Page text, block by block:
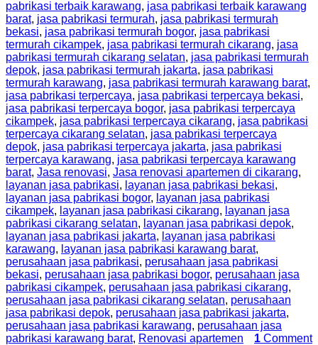
pabrikasi terbaik karawang, jasa pabrikasi terbaik karawang
barat, jasa pabrikasi termurah, jasa pabrikasi termurah
bekasi, jasa pabrikasi termurah bogor, jasa pabrikasi
termurah cikampek, jasa pabrikasi termurah cikarang, jasa
pabrikasi termurah cikarang selatan, jasa pabrikasi termurah
depok, jasa pabrikasi termurah jakarta, jasa pabrikasi
termurah karawang, jasa pabrikasi termurah karawang barat,
jasa pabrikasi terpercaya, jasa pabrikasi terpercaya bekasi,
jasa pabrikasi terpercaya bogor, jasa pabrikasi terpercaya
cikampek, jasa pabrikasi terpercaya cikarang, jasa pabrikasi
terpercaya cikarang selatan, jasa pabrikasi terpercaya
depok, jasa pabrikasi terpercaya jakarta, jasa pabrikasi
terpercaya karawang, jasa pabrikasi terpercaya karawang
barat, Jasa renovasi, Jasa renovasi apartemen di cikarang,
layanan jasa pabrikasi, layanan jasa pabrikasi bekasi,
layanan jasa pabrikasi bogor, layanan jasa pabrikasi
cikampek, layanan jasa pabrikasi cikarang, layanan jasa
pabrikasi cikarang selatan, layanan jasa pabrikasi depok,
layanan jasa pabrikasi jakarta, layanan jasa pabrikasi
karawang, layanan jasa pabrikasi karawang barat,
perusahaan jasa pabrikasi, perusahaan jasa pabrikasi
bekasi, perusahaan jasa pabrikasi bogor, perusahaan jasa
pabrikasi cikampek, perusahaan jasa pabrikasi cikarang,
perusahaan jasa pabrikasi cikarang selatan, perusahaan
jasa pabrikasi depok, perusahaan jasa pabrikasi jakarta,
perusahaan jasa pabrikasi karawang, perusahaan jasa
pabrikasi karawang barat, Renovasi apartemen 1 Comment